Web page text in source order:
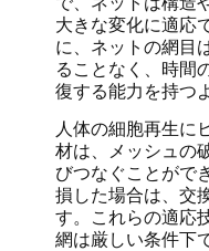
大きな変化に適応
に、ネットの網目
ることなく、時間
復する能力を持つ
人体の細胞再生に
材は、メッシュの
びつなぐことがで
損した場合は、交
す。これらの適応
網は厳しい条件下